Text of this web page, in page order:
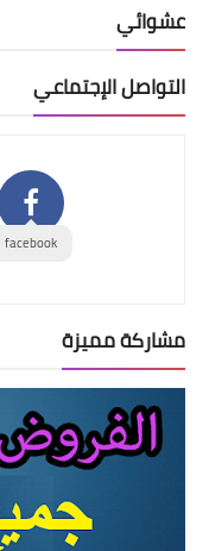
عشوائي
التواصل الإجتماعي
facebook
مشاركة مميزة